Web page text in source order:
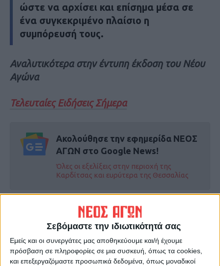
Σεβόμαστε την ιδιωτικότητά σας
Εμείς και οι συνεργάτες μας αποθηκεύουμε και/ή έχουμε
πρόσβαση σε πληροφορίες σε μια συσκευή, όπως τα cookies,
και επεξεργαζόμαστε προσωπικά δεδομένα, όπως μοναδικοί
ώστε να αρχίσει και επίσημα μέσα σε
ένα συγκεκριμένο πλαίσιο η
συμπόρευσή τους.
Αναλυτικότερα στην έντυπη έκδοση του Νέου
Αγώνα
Τελευταίες Ειδήσεις Σήμερα
Ακολούθησε την εφημερίδα ΝΕΟΣ
ΑΓΩΝ στο Google News!
Όλες οι εξελίξεις στην περιοχή της
Καρδίτσας και ευρύτερα της Θεσσαλίας
ΠΡΟΗΓΟΥΜΕΝΟ ΑΡΘΡΟ
ΦΑΡΜΑΚΟΠΟΙΟΙ:ΑΛΥΣΙΔΑ
ΑΛΛΗΛΕΓΓΥΗΣ ΓΙΑ ΤΟΥΣ
ΠΥΡΟΠΑΘΕΙΣ ΤΗΣ ΕΥΒΟΙΑΣ
Στα 4 ΑΕΙ της χώρας που είναι
στα 1000 καλύτερα
παγκοσμίως τo Πανεπιστήμιο
Θεσσαλίας .